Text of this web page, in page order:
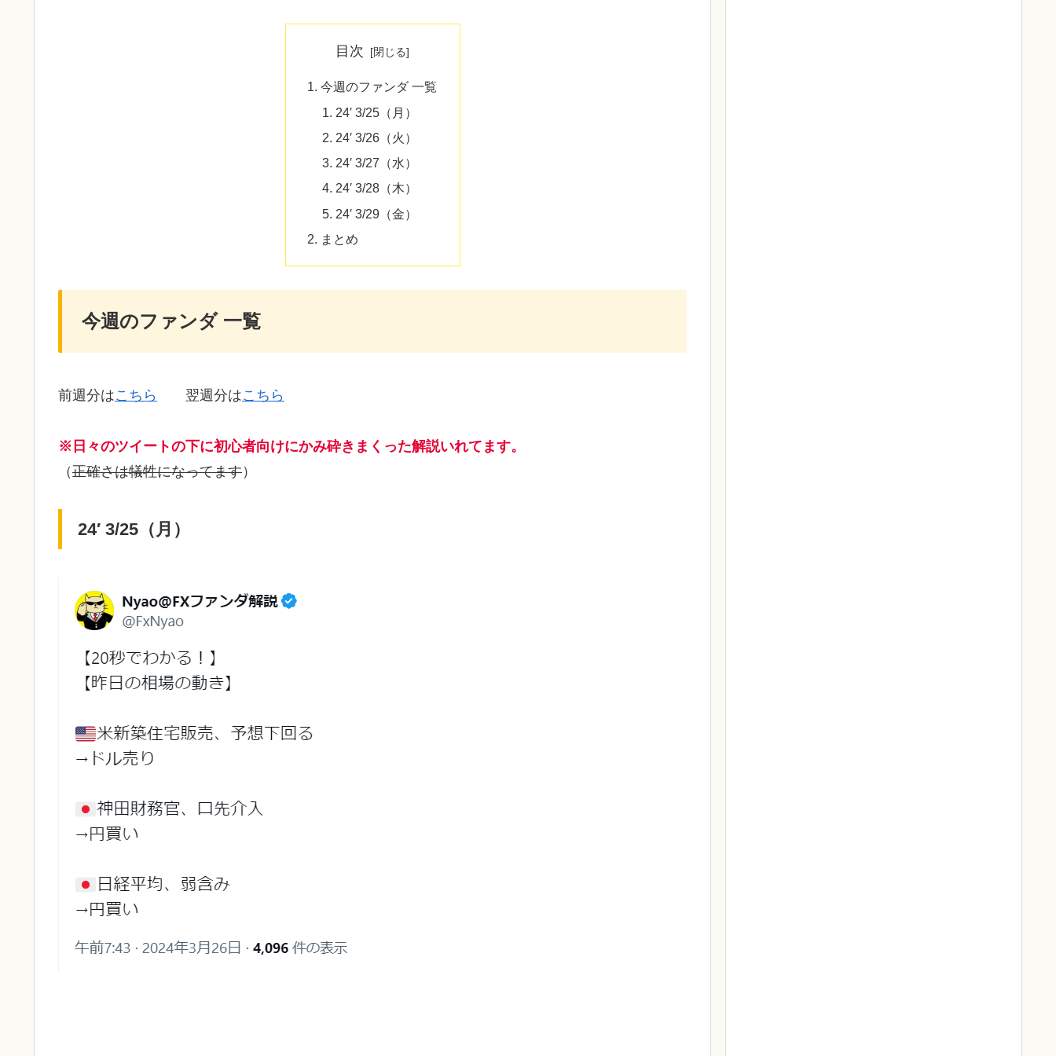
目次
今週のファンダ 一覧
24′ 3/25（月）
24′ 3/26（火）
24′ 3/27（水）
24′ 3/28（木）
24′ 3/29（金）
まとめ
今週のファンダ 一覧
前週分はこちら 翌週分はこちら
※日々のツイートの下に初心者向けにかみ砕きまくった解説いれてます。
（正確さは犠牲になってます）
24′ 3/25（月）